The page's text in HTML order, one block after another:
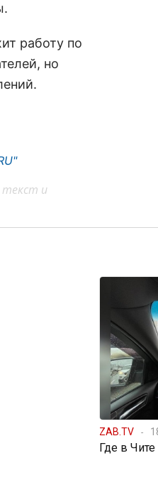
работу по
но
текст и
ZAB.TV
Где в